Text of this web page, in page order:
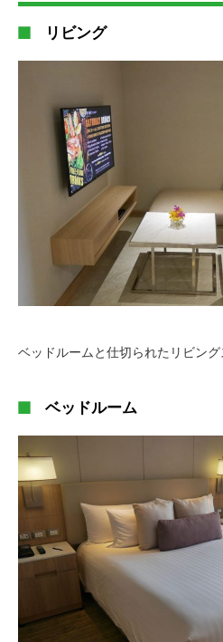
リビング
ベッドルームと仕切られたリビング
ベッドルーム